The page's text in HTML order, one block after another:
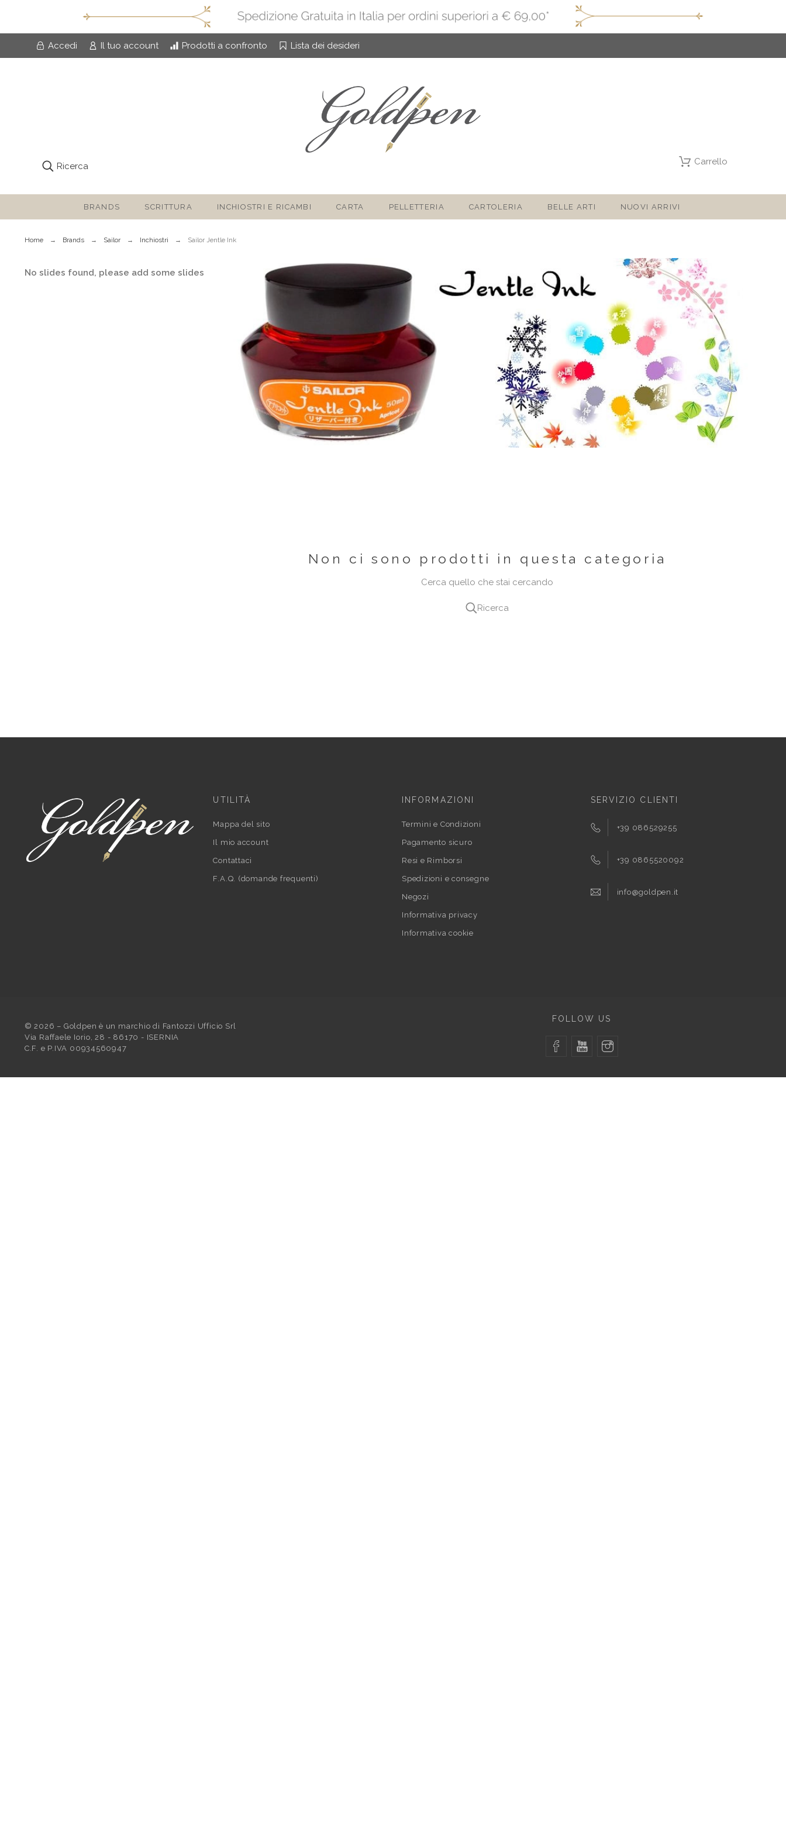
Accedi Il tuo account Prodotti a confronto Lista dei desideri
Ricerca Carrello
BRANDS SCRITTURA INCHIOSTRI E RICAMBI CARTA PELLETTERIA CARTOLERIA BELLE ARTI NUOVI ARRIVI
No slides found, please add some slides
Home Brands Sailor Inchiostri Sailor Jentle Ink
Non ci sono prodotti in questa categoria
Cerca quello che stai cercando
Ricerca
UTILITÀ
Mappa del sito
Il mio account
Contattaci
F.A.Q. (domande frequenti)
INFORMAZIONI
Termini e Condizioni
Pagamento sicuro
Resi e Rimborsi
Spedizioni e consegne
Negozi
Informativa privacy
Informativa cookie
SERVIZIO CLIENTI
+39 086529255
+39 0865520092
info@goldpen.it
©2026 – Goldpen è un marchio di Fantozzi Ufficio Srl
Via Raffaele Iorio, 28 - 86170 - ISERNIA
C.F. e P.IVA 00934560947
FOLLOW US